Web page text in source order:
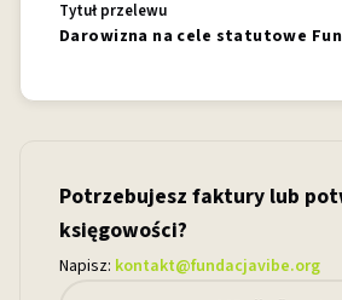
Tytuł przelewu
Darowizna na cele statutowe
Potrzebujesz faktury lub
księgowości?
Napisz: kontakt@fundacjavibe.org